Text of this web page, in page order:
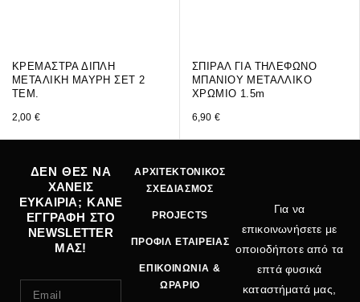
ΚΡΕΜΑΣΤΡΑ ΔΙΠΛΗ
ΜΕΤΑΛΙΚΗ ΜΑΥΡΗ ΣΕΤ 2
TEM.
2,00 €
ΣΠΙΡΑΛ ΓΙΑ ΤΗΛΕΦΩΝΟ
ΜΠΑΝΙΟΥ ΜΕΤΑΛΛΙΚΟ
ΧΡΩΜΙΟ 1.5m
6,90 €
ΔΕΝ ΘΕΣ ΝΑ
ΧΑΝΕΙΣ
ΕΥΚΑΙΡΙΑ; ΚΑΝΕ
ΕΓΓΡΑΦΗ ΣΤΟ
NEWSLETTER
ΜΑΣ!
ΑΡΧΙΤΕΚΤΟΝΙΚΟΣ
ΣΧΕΔΙΑΣΜΟΣ
PROJECTS
ΠΡΟΦΙΛ ΕΤΑΙΡΕΙΑΣ
ΕΠΙΚΟΙΝΩΝΙΑ &
ΩΡΑΡΙΟ
Για να
επικοινωνήσετε με
οποιοδήποτε από τα
επτά φυσικά
καταστήματά μας,